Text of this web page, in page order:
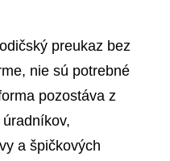
preukaz bez
nie sú potrebné
pozostáva z
a špičkových